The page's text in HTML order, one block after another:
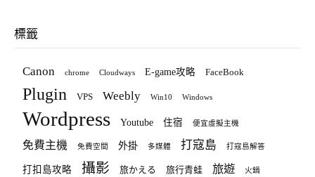
標籤
Canon chrome Cloudways E-game攻略 FaceBook
Plugin VPS Weebly Win10 Windows
Wordpress Youtube 住宿 便宜虛擬主機
免費主機 免費空間 外掛 多媒體 打寇島 打寇島解答
打扣島攻略 攝影 旅かえる 旅行青蛙 旅遊 火鍋